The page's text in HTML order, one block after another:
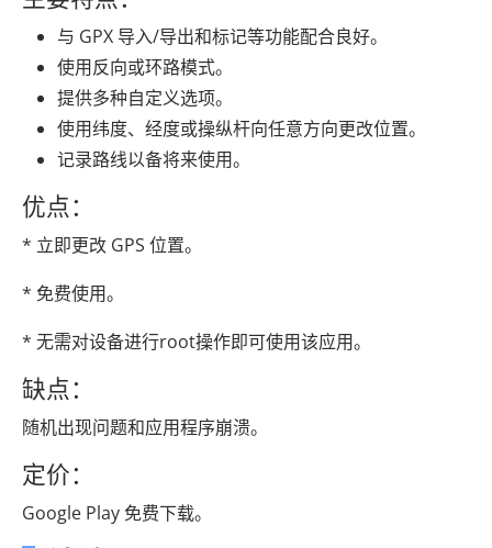
与 GPX 导入/导出和标记等功能配合良好。
使用反向或环路模式。
提供多种自定义选项。
使用纬度、经度或操纵杆向任意方向更改位置。
记录路线以备将来使用。
优点：
* 立即更改 GPS 位置。
* 免费使用。
* 无需对设备进行root操作即可使用该应用。
缺点：
随机出现问题和应用程序崩溃。
定价：
Google Play 免费下载。